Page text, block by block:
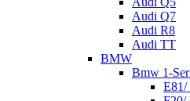
Audi Q7
Audi R8
Audi TT
BMW
Bmw 1-
E81/